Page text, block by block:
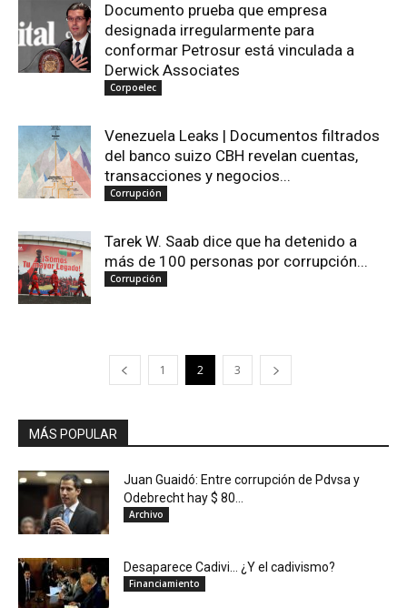
Documento prueba que empresa
designada irregularmente para
conformar Petrosur está vinculada a
Derwick Associates
Corpoelec
Venezuela Leaks | Documentos filtrados
del banco suizo CBH revelan cuentas,
transacciones y negocios...
Corrupción
Tarek W. Saab dice que ha detenido a
más de 100 personas por corrupción...
Corrupción
1 2 3
MÁS POPULAR
Juan Guaidó: Entre corrupción de Pdvsa y
Odebrecht hay $ 80...
Archivo
Desaparece Cadivi… ¿Y el cadivismo?
Financiamiento